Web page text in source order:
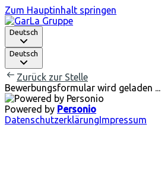
Zum Hauptinhalt springen
Deutsch
Deutsch
Zurück zur Stelle
Bewerbungsformular wird geladen ...
Powered by Personio
DatenschutzerklärungImpressum